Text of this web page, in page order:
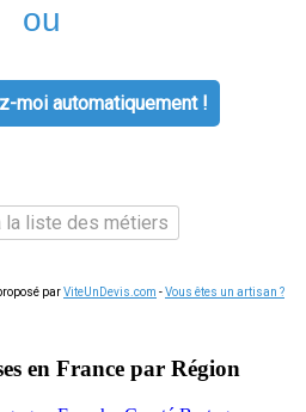
ou
moi automatiquement !
la liste des métiers
parViteUnDevis.com -Vous êtes un artisan ?
en France par Région